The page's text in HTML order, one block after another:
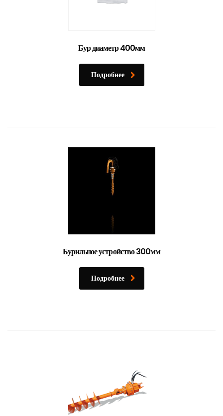
Бур диаметр 400мм
Подробнее
Бурильное устройство 300мм
Подробнее